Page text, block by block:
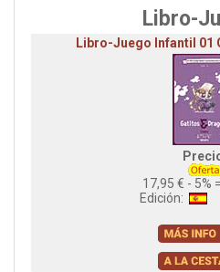
Libro-
Libro-Juego Infantil 01
17,95 € - 5% =
Edición: